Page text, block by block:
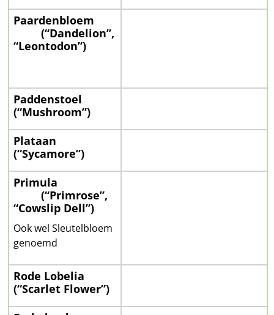
Paardenbloem
——–(“Dandelion”,
“Leontodon”)
Paddenstoel
(“Mushroom”)
Plataan
(“Sycamore”)
Primula
——–(“Primrose”,
“Cowslip Dell”)
Ook wel Sleutelbloem
genoemd
Rode Lobelia
(“Scarlet Flower”)